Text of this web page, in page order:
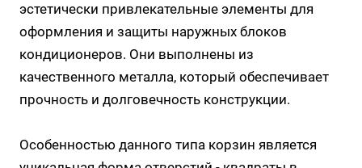
эстетически привлекательные элементы для
оформления и защиты наружных блоков
кондиционеров. Они выполнены из
качественного металла, который обеспечивает
прочность и долговечность конструкции.
Особенностью данного типа корзин является